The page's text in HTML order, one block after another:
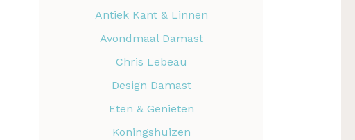
Antiek Kant & Linnen
Avondmaal Damast
Chris Lebeau
Design Damast
Eten & Genieten
Koningshuizen